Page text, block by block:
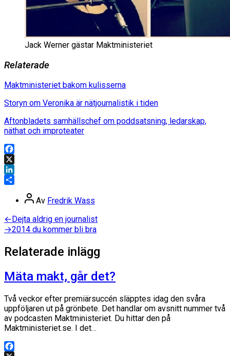
Jack Werner gästar Maktministeriet
Relaterade
Maktministeriet bakom kulisserna
Storyn om Veronika är nätjournalistik i tiden
Aftonbladets samhällschef om poddsatsning, ledarskap,
näthat och improteater
Facebook
X
LinkedIn
Inläggsförfattare
Av Fredrik Wass
Inläggsnavigering
←Föregående
inlägg:
Dejta aldrig en journalist
→Nästa
2014 du kommer bli bra
Relaterade inlägg
Mäta makt, går det?
Två veckor efter premiärsuccén släpptes idag den svåra
uppföljaren ut på grönbete. Det handlar om avsnitt nummer två
av podcasten Maktministeriet. Du hittar den på
Maktministeriet.se. I det…